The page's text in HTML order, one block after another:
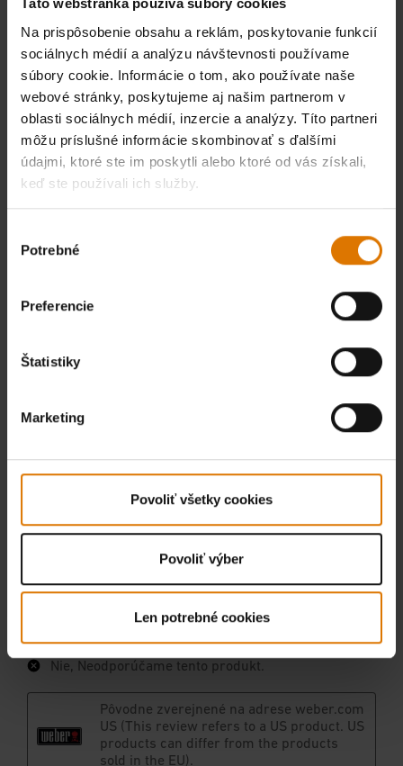
Táto webstránka používa súbory cookies
Na prispôsobenie obsahu a reklám, poskytovanie funkcií
sociálnych médií a analýzu návštevnosti používame
súbory cookie. Informácie o tom, ako používate naše
webové stránky, poskytujeme aj našim partnerom v
oblasti sociálnych médií, inzercie a analýzy. Títo partneri
môžu príslušné informácie skombinovať s ďalšími
údajmi, ktoré ste im poskytli alebo ktoré od vás získali,
keď ste používali ich služby.
súhlasu
Potrebné
Preferencie
Štatistiky
Marketing
Povoliť všetky cookies
Povoliť výber
Len potrebné cookies